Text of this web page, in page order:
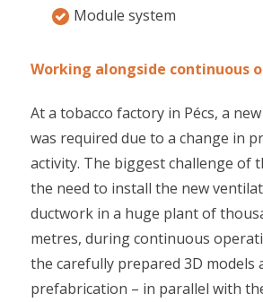
Module system
Working alongside continuous
At a tobacco factory in Pécs, a
was required due to a change in
activity. The biggest challenge of
the need to install the new
ductwork in a huge plant of
metres, during continuous
the carefully prepared 3D models
prefabrication – in parallel with